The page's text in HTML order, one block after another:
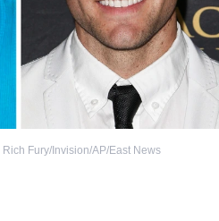
Rich Fury/Invision/AP/East News